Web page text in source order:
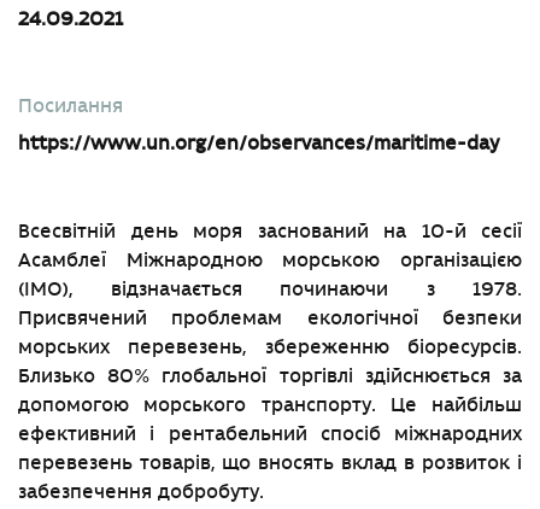
24.09.2021
Посилання
https://www.un.org/en/observances/maritime-day
Всесвітній день моря заснований на 10-й сесії
Асамблеї Міжнародною морською організацією
(IMO), відзначається починаючи з 1978.
Присвячений проблемам екологічної безпеки
морських перевезень, збереженню біоресурсів.
Близько 80% глобальної торгівлі здійснюється за
допомогою морського транспорту. Це найбільш
ефективний і рентабельний спосіб міжнародних
перевезень товарів, що вносять вклад в розвиток і
забезпечення добробуту.